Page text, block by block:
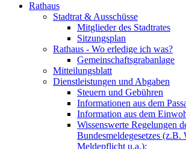
Rathaus
Stadtrat & Ausschüsse
Mitglieder des Stadtrates
Sitzungsplan
Rathaus - Wo erledige ich was?
Gemeinschaftsgrabanlage
Mitteilungsblatt
Dienstleistungen und Abgaben
Steuern und Gebühren
Informationen aus dem
Information aus dem
Wissenswerte Regelungen
Bundesmeldegesetzes (z.B.
Meldepflicht u.a.):